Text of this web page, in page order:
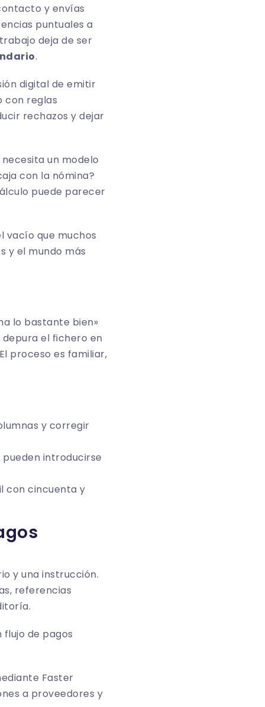
y envías
puntuales a
deja de ser
.
digital de emitir
con reglas
rechazos y dejar
un modelo
con la nómina?
puede parecer
vacío que muchos
y el mundo más
lo bastante bien»
depura el fichero en
proceso es familiar,
y corregir
introducirse
con cincuenta y
y una instrucción.
referencias
de pagos
Faster
a proveedores y